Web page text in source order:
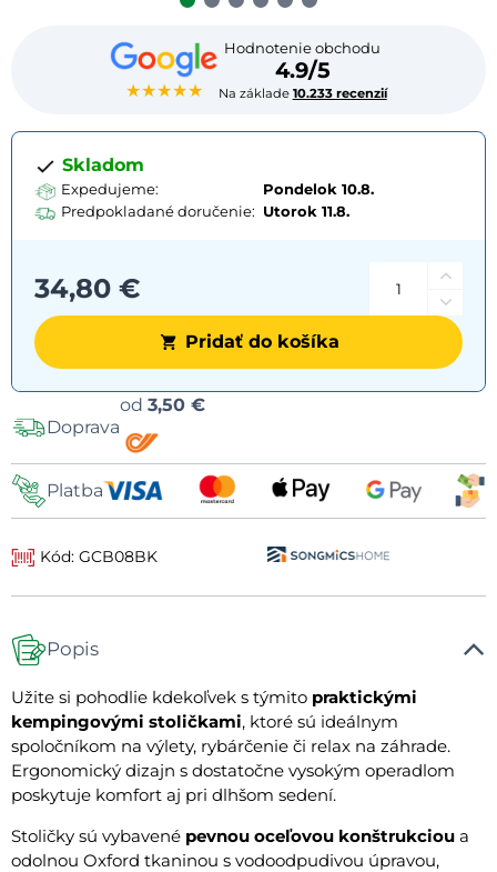
★★★★★
Hodnotenie obchodu
4.9/5
Na základe 10.233 recenzií
Skladom
Expedujeme:
Pondelok 10.8.
Predpokladané doručenie: Utorok 11.8.
34,80 €
Pridať do košíka
Doprava
od 3,50 €
Platba
Kód: GCB08BK
Popis
Užite si pohodlie kdekoľvek s týmito praktickými
kempingovými stoličkami, ktoré sú ideálnym
spoločníkom na výlety, rybárčenie či relax na záhrade.
Ergonomický dizajn s dostatočne vysokým operadlom
poskytuje komfort aj pri dlhšom sedení.
Stoličky sú vybavené pevnou oceľovou konštrukciou a
odolnou Oxford tkaninou s vodoodpudivou úpravou,